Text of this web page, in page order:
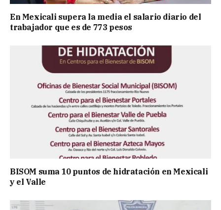
En Mexicali supera la media el salario diario del
trabajador que es de 773 pesos
BISOM suma 10 puntos de hidratación en Mexicali
y el Valle